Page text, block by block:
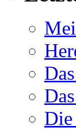
Die